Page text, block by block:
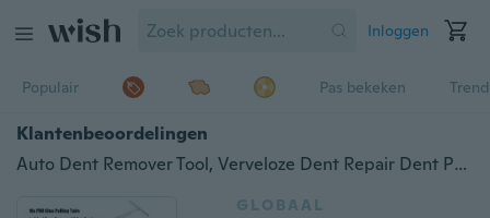
Inloggen
Populair Pas bekeken
Klantenbeoordelingen
Auto Dent Remover Tool, Verveloze Dent Repair Dent Puller Kit Slide Hammer Tools met 18 stuks verdikte blauwe lipjes voor doe-het-zelf auto-carrosserie uitdeuken
GLOBAAL